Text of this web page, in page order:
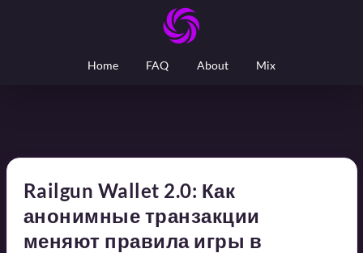
Home FAQ About Mix
Railgun Wallet 2.0: Как
анонимные транзакции
меняют правила игры в